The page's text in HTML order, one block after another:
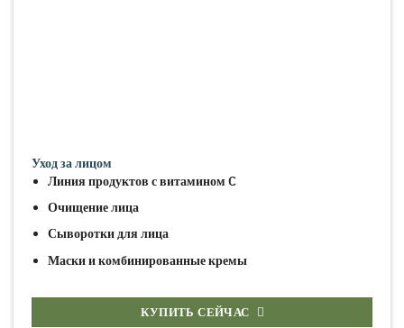
Уход за лицом
Линия продуктов с витамином C
Очищение лица
Сыворотки для лица
Маски и комбинированные кремы
КУПИТЬ СЕЙЧАС